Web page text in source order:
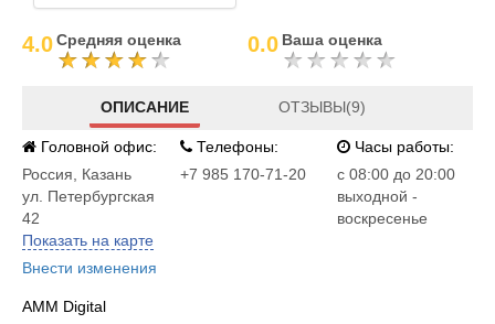
4.0Средняя оценка 0.0 Ваша оценка
ОПИСАНИЕ ОТЗЫВЫ(9)
Головной офис:
Россия
Казань
ул. Петербургская
42
Показать на карте
Внести изменения
Телефоны:
+7 985 170-71-20
Часы работы:
c 08:00 до 20:00
выходной -
воскресенье
AMM Digital